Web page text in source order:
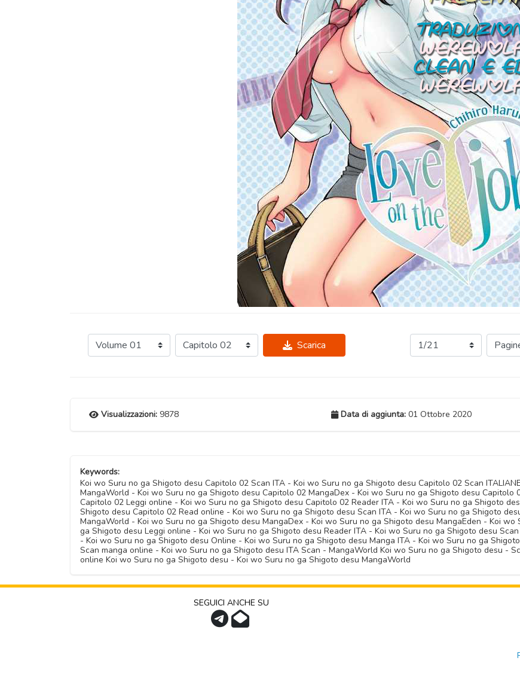
Scarica
Visualizzazioni: 9878 Data di aggiunta: 01 Ottobre 2020
Keywords:
Koi wo Suru no ga Shigoto desu Capitolo 02 Scan ITA - Koi wo Suru no ga Shigoto desu Capitolo 02 Scan
MangaWorld - Koi wo Suru no ga Shigoto desu Capitolo 02 MangaDex - Koi wo Suru no ga Shigoto desu Capitolo
Capitolo 02 Leggi online - Koi wo Suru no ga Shigoto desu Capitolo 02 Reader ITA - Koi wo Suru no ga Shigoto
Shigoto desu Capitolo 02 Read online - Koi wo Suru no ga Shigoto desu Scan ITA - Koi wo Suru no ga Shigoto
MangaWorld - Koi wo Suru no ga Shigoto desu MangaDex - Koi wo Suru no ga Shigoto desu MangaEden - Koi
ga Shigoto desu Leggi online - Koi wo Suru no ga Shigoto desu Reader ITA - Koi wo Suru no ga Shigoto desu
- Koi wo Suru no ga Shigoto desu Online - Koi wo Suru no ga Shigoto desu Manga ITA - Koi wo Suru no ga
Scan manga online - Koi wo Suru no ga Shigoto desu ITA Scan - MangaWorld Koi wo Suru no ga Shigoto desu -
online Koi wo Suru no ga Shigoto desu - Koi wo Suru no ga Shigoto desu MangaWorld
SEGUICI ANCHE SU